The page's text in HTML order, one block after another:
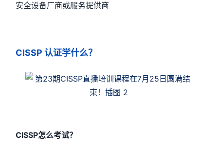
安全设备厂商或服务提供商
CISSP认证学什么？
CISSP怎么考试？